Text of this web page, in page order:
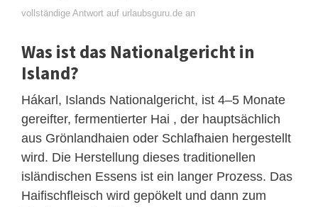
vollständige Antwort auf urlaubsguru.de an
Was ist das Nationalgericht in
Island?
Hákarl, Islands Nationalgericht, ist 4–5 Monate
gereifter, fermentierter Hai , der hauptsächlich
aus Grönlandhaien oder Schlafhaien hergestellt
wird. Die Herstellung dieses traditionellen
isländischen Essens ist ein langer Prozess. Das
Haifischfleisch wird gepökelt und dann zum